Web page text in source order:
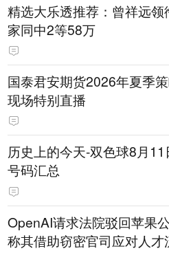
精选大乐透推荐：曾祥远领
家同中2等58万
国泰君安期货2026年夏季策
现场特别直播
历史上的今天-双色球8月11
号码汇总
OpenAI请求法院驳回苹果
称其借助窃密官司应对人才